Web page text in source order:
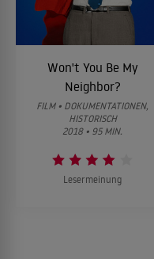
Won't You Be My
Neighbor?
FILM • DOKUMENTATIONEN,
HISTORISCH
2018 • 95 MIN.
Lesermeinung